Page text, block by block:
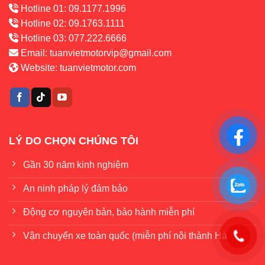
Hotline 01: 09.1177.1996
Hotline 02: 09.1763.1111
Hotline 03: 077.222.6666
Email: tuanvietmotorvip@gmail.com
Website: tuanvietmotor.com
LÝ DO CHỌN CHÚNG TÔI
Gần 30 năm kinh nghiệm
An ninh pháp lý đảm bảo
Động cơ nguyên bản, bảo hành miễn phí
Vận chuyển xe toàn quốc (miễn phí nội thành Hà Nội)